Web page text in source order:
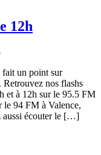
12h
fait un point sur
Retrouvez nos flashs
et à 12h sur le 95.5 FM
le 94 FM à Valence,
aussi écouter le […]